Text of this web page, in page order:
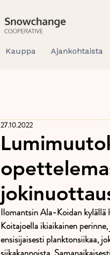
Kauppa Ajankohtaista
27.10.2022
Ilomantsin Ala-Koidan kylällä
Koitajoella ikiaikainen
ensisijaisesti planktonsiikaa,